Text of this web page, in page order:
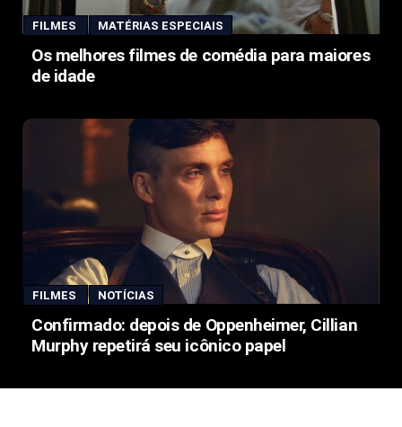
FILMES MATÉRIAS ESPECIAIS
Os melhores filmes de comédia para maiores
de idade
FILMES NOTÍCIAS
Confirmado: depois de Oppenheimer, Cillian
Murphy repetirá seu icônico papel